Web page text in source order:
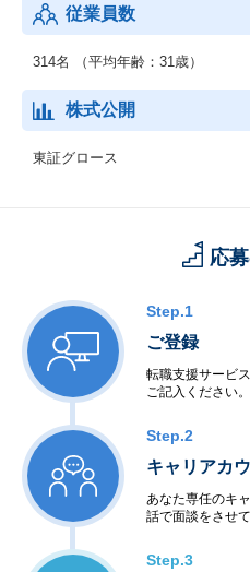
24時間対応／多言語対応を可能と
織
従業員数
314名 （平均年齢：31歳）
株式公開
東証グロース
応
Step.1
ご登録
転職支援サービ
ご記入ください。
Step.2
キャリアカ
あなた専任のキ
話で面談をさせ
Step.3